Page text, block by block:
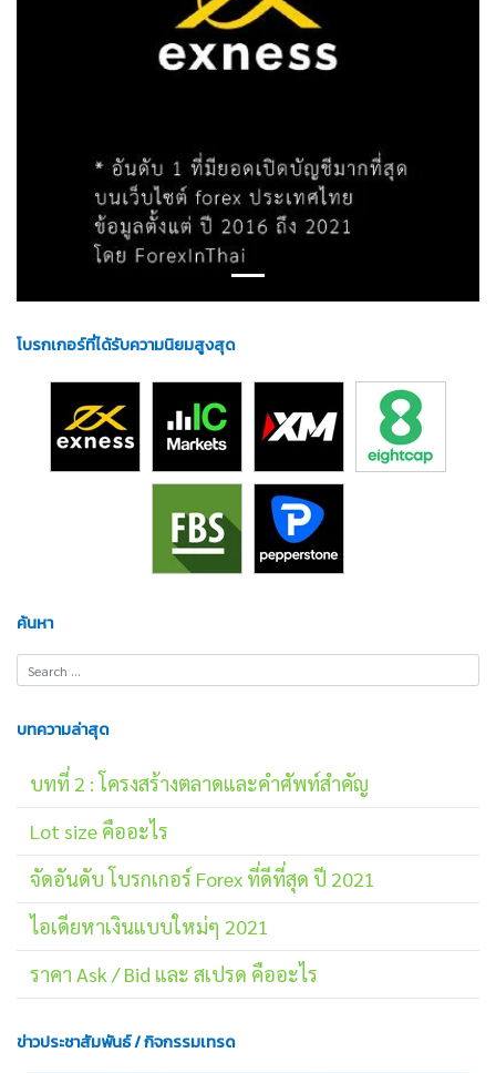
โบรกเกอร์ที่ได้รับความนิยมสูงสุด
ค้นหา
บทความล่าสุด
บทที่ 2 : โครงสร้างตลาดและคำศัพท์สำคัญ
Lot size คืออะไร
จัดอันดับ โบรกเกอร์ Forex ที่ดีที่สุด ปี 2021
ไอเดียหาเงินแบบใหม่ๆ 2021
ราคา Ask / Bid และ สเปรด คืออะไร
ข่าวประชาสัมพันธ์ / กิจกรรมเทรด